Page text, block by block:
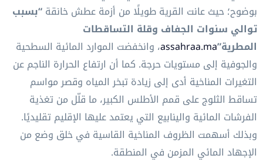
بوضوح؛ حيث عانت القرية طويلًا من أزمة عطش خانقة“بسبب
توالي سنوات الجفاف وقلة التساقطات
المطرية”assahraa.ma، وانخفضت الموارد المائية السطحية
والجوفية إلى مستويات حرجة. كما أن ارتفاع الحرارة الناجم عن
التغيرات المناخية أدى إلى زيادة تبخر المياه وقصر مواسم
تساقط الثلوج على قمم الأطلس الكبير، ما قلّل من تغذية
الفرشات المائية والينابيع التي يعتمد عليها الإقليم تقليديًا.
وبذلك أسهمت الظروف المناخية القاسية في خلق وضع من
الإجهاد المائي المزمن في المنطقة.